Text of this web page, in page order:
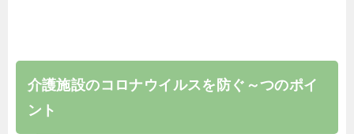
介護施設のコロナウイルスを防ぐ～つのポイ
ント